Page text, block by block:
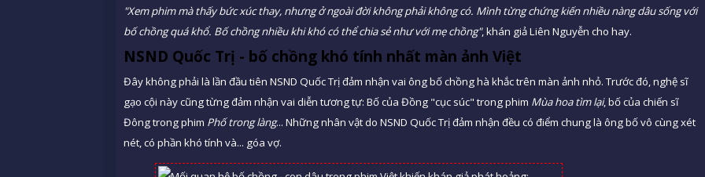
"Xem phim mà thấy bức xúc thay, nhưng ở ngoài đời không phải không có. Mình từng chứng kiến nhiều nàng dâu sống với
bố chồng quá khổ. Bố chồng nhiều khi khó có thể chia sẻ như với mẹ chồng", khán giả Liên Nguyễn cho hay.
NSND Quốc Trị - bố chồng khó tính nhất màn ảnh Việt
Đây không phải là lần đầu tiên NSND Quốc Trị đảm nhận vai ông bố chồng hà khắc trên màn ảnh nhỏ. Trước đó, nghệ sĩ
gạo cội này cũng từng đảm nhận vai diễn tương tự: Bố của Đồng "cục súc" trong phim Mùa hoa tìm lại, bố của chiến sĩ
Đông trong phim Phố trong làng... Những nhân vật do NSND Quốc Trị đảm nhận đều có điểm chung là ông bố vô cùng xét
nét, có phần khó tính và... góa vợ.